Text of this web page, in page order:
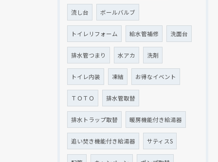
流し台 ボールバルブ
トイレリフォーム 給水管補修 洗面台
排水管つまり 水アカ 洗剤
トイレ内装 凍結 お得なイベント
ＴＯＴＯ 排水管取替
排水トラップ取替 暖房機能付き給湯器
追い焚き機能付き給湯器 サティスS